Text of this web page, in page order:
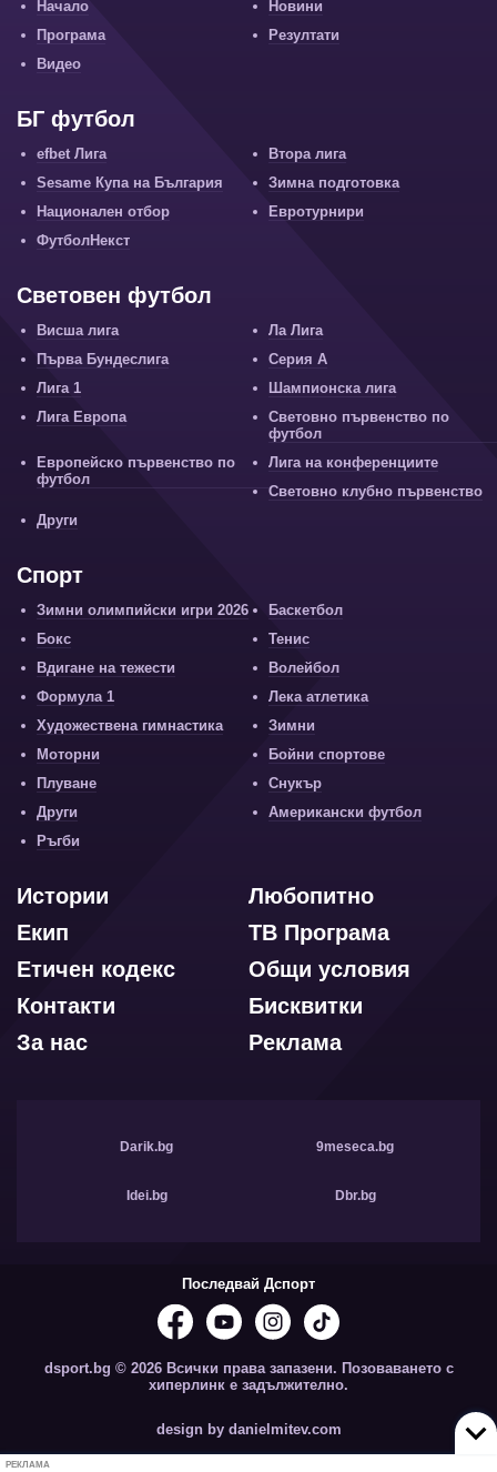
Начало
Новини
Програма
Резултати
Видео
БГ футбол
efbet Лига
Втора лига
Sesame Купа на България
Зимна подготовка
Национален отбор
Евротурнири
ФутболНекст
Световен футбол
Висша лига
Ла Лига
Първа Бундеслига
Серия А
Лига 1
Шампионска лига
Лига Европа
Световно първенство по
футбол
Европейско първенство по
футбол
Лига на конференциите
Световно клубно първенство
Други
Спорт
Зимни олимпийски игри 2026
Баскетбол
Бокс
Тенис
Вдигане на тежести
Волейбол
Формула 1
Лека атлетика
Художествена гимнастика
Зимни
Моторни
Бойни спортове
Плуване
Снукър
Други
Американски футбол
Ръгби
Любопитно
Истории
ТВ Програма
Екип
Общи условия
Етичен кодекс
Бисквитки
Контакти
Реклама
За нас
Darik.bg 9meseca.bg
Idei.bg Dbr.bg
Последвай Дспорт
dsport.bg © 2026 Всички права запазени. Позоваването с
хиперлинк е задължително.
design by danielmitev.com
РЕКЛАМА